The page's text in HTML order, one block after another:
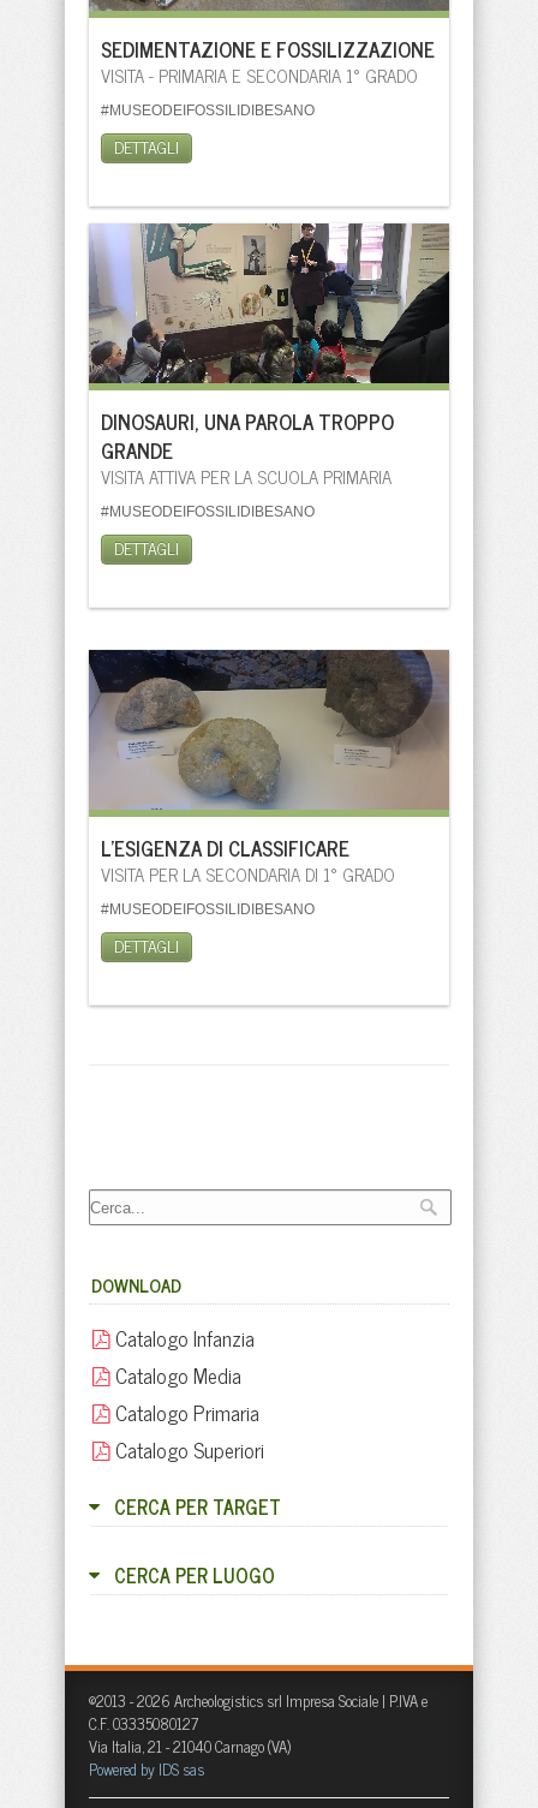
DOWNLOAD
Catalogo Infanzia
Catalogo Media
Catalogo Primaria
Catalogo Superiori
CERCA PER TARGET
CERCA PER LUOGO
SEDIMENTAZIONE E FOSSILIZZAZIONE
VISITA - PRIMARIA E SECONDARIA 1° GRADO
#MUSEODEIFOSSILIDIBESANO
DETTAGLI
DINOSAURI, UNA PAROLA TROPPO
GRANDE
VISITA ATTIVA PER LA SCUOLA PRIMARIA
#MUSEODEIFOSSILIDIBESANO
DETTAGLI
L'ESIGENZA DI CLASSIFICARE
VISITA PER LA SECONDARIA DI 1° GRADO
#MUSEODEIFOSSILIDIBESANO
DETTAGLI
©2013 - 2026 Archeologistics srl Impresa Sociale | P.IVA e
C.F. 03335080127
Via Italia, 21 - 21040 Carnago (VA)
Powered by IDS sas